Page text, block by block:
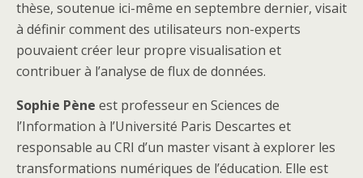
thèse, soutenue ici-même en septembre dernier, visait
à définir comment des utilisateurs non-experts
pouvaient créer leur propre visualisation et
contribuer à l’analyse de flux de données.
Sophie Pène est professeur en Sciences de
l’Information à l’Université Paris Descartes et
responsable au CRI d’un master visant à explorer les
transformations numériques de l’éducation. Elle est